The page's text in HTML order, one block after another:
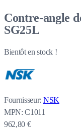
Contre-angle
SG25L
Bientôt en stock !
Fournisseur: NSK
MPN: C1011
962,80 €